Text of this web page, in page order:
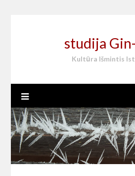
studija
Kultūra Išmintis